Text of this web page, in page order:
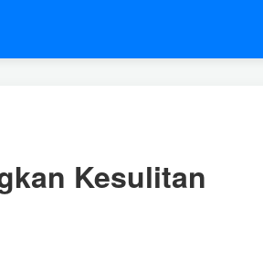
Kesulitan